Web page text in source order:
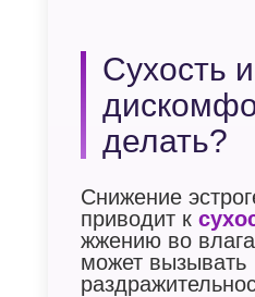
Сухость и
делать?
Снижение
приводит к
жжению во
может вызывать